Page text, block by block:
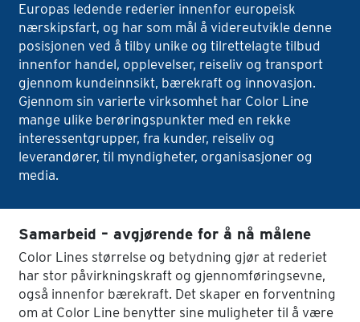
Europas ledende rederier innenfor europeisk
nærskipsfart, og har som mål å videreutvikle denne
posisjonen ved å tilby unike og tilrettelagte tilbud
innenfor handel, opplevelser, reiseliv og transport
gjennom kundeinnsikt, bærekraft og innovasjon.
Gjennom sin varierte virksomhet har Color Line
mange ulike berøringspunkter med en rekke
interessentgrupper, fra kunder, reiseliv og
leverandører, til myndigheter, organisasjoner og
media.
Samarbeid – avgjørende for å nå målene
Color Lines størrelse og betydning gjør at rederiet
har stor påvirkningskraft og gjennomføringsevne,
også innenfor bærekraft. Det skaper en forventning
om at Color Line benytter sine muligheter til å være